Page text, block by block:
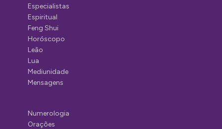
Especialistas
Espiritual
Feng Shui
Horóscopo
Leão
Lua
Mediunidade
Mensagens
Numerologia
Orações